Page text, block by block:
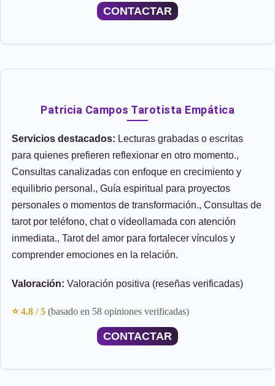
CONTACTAR
Patricia Campos Tarotista Empática
Servicios destacados: Lecturas grabadas o escritas
para quienes prefieren reflexionar en otro momento.,
Consultas canalizadas con enfoque en crecimiento y
equilibrio personal., Guía espiritual para proyectos
personales o momentos de transformación., Consultas de
tarot por teléfono, chat o videollamada con atención
inmediata., Tarot del amor para fortalecer vínculos y
comprender emociones en la relación.
Valoración: Valoración positiva (reseñas verificadas)
⭐ 4.8 / 5 (basado en 58 opiniones verificadas)
CONTACTAR